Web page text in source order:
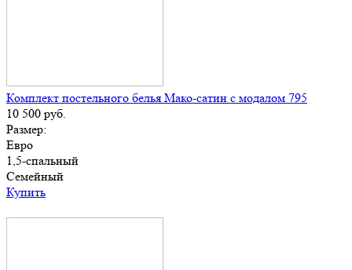
Комплект постельного белья Мако-сатин с модалом 795
10 500 руб.
Размер:
Евро
1,5-спальный
Семейный
Купить